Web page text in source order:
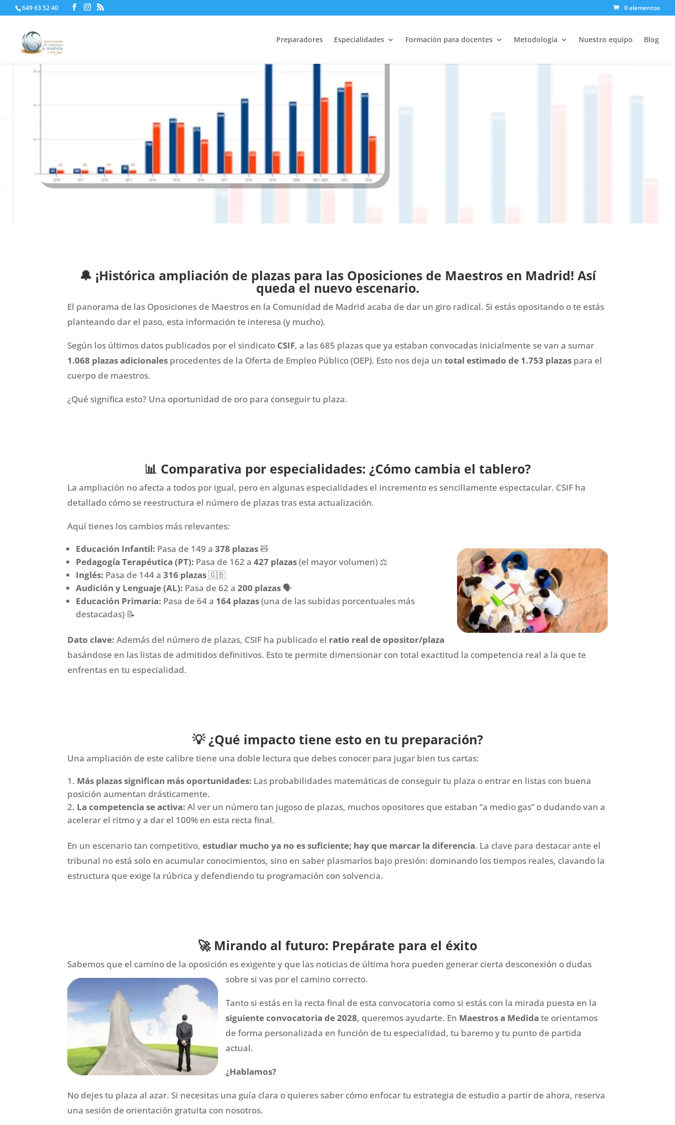
649 63 52 40 0 elementos
Preparadores Especialidades Formación para docentes Metodología Nuestro equipo Blog
Aumento de PLAZAS
🔔 ¡Histórica ampliación de plazas para las Oposiciones de Maestros en Madrid! Así
queda el nuevo escenario.
El panorama de las Oposiciones de Maestros en la Comunidad de Madrid acaba de dar un giro radical. Si estás opositando o te estás
planteando dar el paso, esta información te interesa (y mucho).
Según los últimos datos publicados por el sindicato CSIF, a las 685 plazas que ya estaban convocadas inicialmente se van a sumar
1.068 plazas adicionales procedentes de la Oferta de Empleo Público (OEP). Esto nos deja untotal estimado de 1.753 plazas para el
cuerpo de maestros.
¿Qué significa esto? Una oportunidad de oro para conseguir tu plaza.
📊 Comparativa por especialidades: ¿Cómo cambia el tablero?
La ampliación no afecta a todos por igual, pero en algunas especialidades el incremento es sencillamente espectacular. CSIF ha
detallado cómo se reestructura el número de plazas tras esta actualización.
Aquí tienes los cambios más relevantes:
Educación Infantil: Pasa de 149 a378 plazas🧸
Pedagogía Terapéutica (PT): Pasa de 162 a427 plazas(el mayor volumen) ⚖️
Inglés: Pasa de 144 a316 plazas🇬🇧
Audición y Lenguaje (AL): Pasa de 62 a200 plazas 🗣️
Educación Primaria: Pasa de 64 a 164 plazas(una de las subidas porcentuales más
destacadas) 📝
Dato clave: Además del número de plazas, CSIF ha publicado el ratio real de opositor/plaza
basándose en las listas de admitidos definitivos. Esto te permite dimensionar con total exactitud la competencia real a la que te
enfrentas en tu especialidad.
💡 ¿Qué impacto tiene esto en tu preparación?
Una ampliación de este calibre tiene una doble lectura que debes conocer para jugar bien tus cartas:
Más plazas significan más oportunidades: Las probabilidades matemáticas de conseguir tu plaza o entrar en listas con buena
posición aumentan drásticamente.
La competencia se activa: Al ver un número tan jugoso de plazas, muchos opositores que estaban “a medio gas” o dudando van a
acelerar el ritmo y a dar el 100% en esta recta final.
En un escenario tan competitivo,estudiar mucho ya no es suficiente; hay que marcar la diferencia. La clave para destacar ante el
tribunal no está solo en acumular conocimientos, sino en saber plasmarlos bajo presión: dominando los tiempos reales, clavando la
estructura que exige la rúbrica y defendiendo tu programación con solvencia.
🚀 Mirando al futuro: Prepárate para el éxito
Sabemos que el camino de la oposición es exigente y que las noticias de última hora pueden generar cierta desconexión o dudas
sobre si vas por el camino correcto.
Tanto si estás en la recta final de esta convocatoria como si estás con la mirada puesta en la
siguiente convocatoria de 2028, queremos ayudarte. En Maestros a Medida te orientamos
de forma personalizada en función de tu especialidad, tu baremo y tu punto de partida
actual.
¿Hablamos?
No dejes tu plaza al azar. Si necesitas una guía clara o quieres saber cómo enfocar tu estrategia de estudio a partir de ahora, reserva
una sesión de orientación gratuita con nosotros.